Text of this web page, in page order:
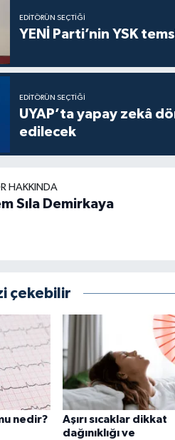
EDITÖRÜN SEÇTIĞI
YENİ Parti’nin YSK
EDITÖRÜN SEÇTIĞI
UYAP’ta yapay zekâ
edilecek
HAKKINDA
Sıla Demirkaya
çekebilir
nedir?
Aşırı sıcaklar dikkat
dağınıklığı ve